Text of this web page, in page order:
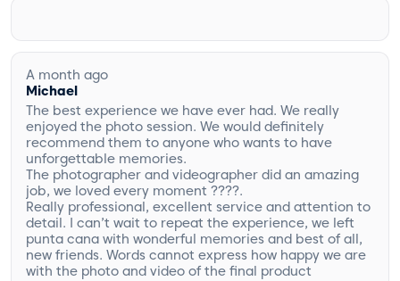
A month ago
Michael
The best experience we have ever had. We really
enjoyed the photo session. We would definitely
recommend them to anyone who wants to have
unforgettable memories.
The photographer and videographer did an amazing
job, we loved every moment ????.
Really professional, excellent service and attention to
detail. I can’t wait to repeat the experience, we left
punta cana with wonderful memories and best of all,
new friends. Words cannot express how happy we are
with the photo and video of the final product